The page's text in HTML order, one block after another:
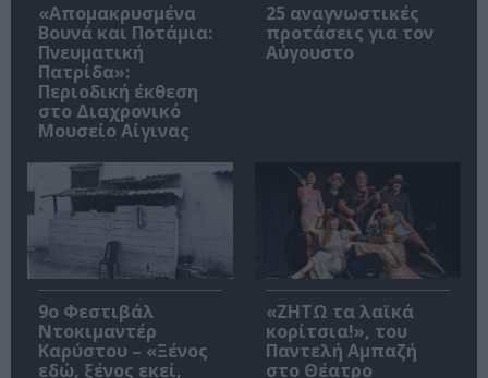
«Απομακρυσμένα
Βουνά και Ποτάμια:
Πνευματική
Πατρίδα»:
Περιοδική έκθεση
στο Διαχρονικό
Μουσείο Αίγινας
25 αναγνωστικές
προτάσεις για τον
Αύγουστο
9ο Φεστιβάλ
Ντοκιμαντέρ
Καρύστου – «Ξένος
εδώ, ξένος εκεί,
«ΖΗΤΩ τα λαϊκά
κορίτσια!», του
Παντελή Αμπαζή
στο Θέατρο